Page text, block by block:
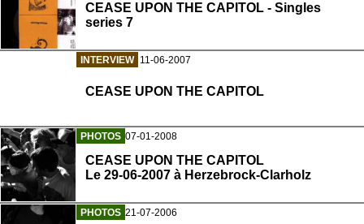
CEASE UPON THE CAPITOL - Singles
series 7
INTERVIEW 11-06-2007
CEASE UPON THE CAPITOL
PHOTOS 07-01-2008
CEASE UPON THE CAPITOL
Le 29-06-2007 à Herzebrock-Clarholz
PHOTOS 21-07-2006